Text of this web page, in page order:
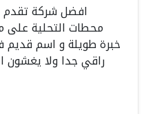
افضل شركة تقدم
محطات التحلية على
خبرة طويلة و اسم
راقي جدا ولا يغشون